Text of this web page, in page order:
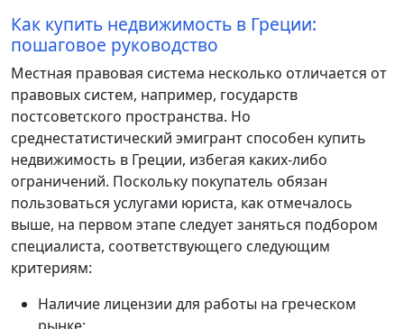
Как купить недвижимость в Греции:
пошаговое руководство
Местная правовая система несколько отличается от
правовых систем, например, государств
постсоветского пространства. Но
среднестатистический эмигрант способен купить
недвижимость в Греции, избегая каких-либо
ограничений. Поскольку покупатель обязан
пользоваться услугами юриста, как отмечалось
выше, на первом этапе следует заняться подбором
специалиста, соответствующего следующим
критериям:
Наличие лицензии для работы на греческом